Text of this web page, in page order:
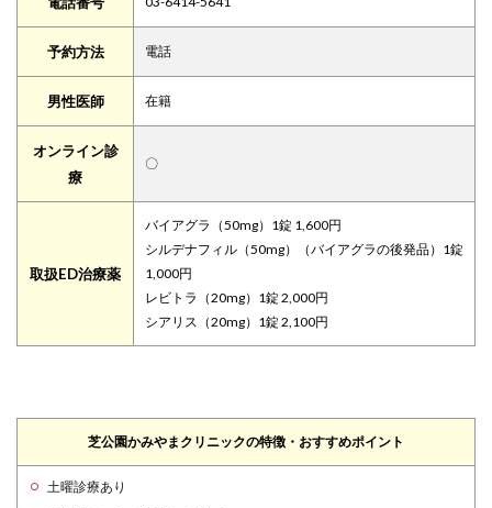
予約方法 電話
男性医師 在籍
オンライン診
療
〇
取扱ED治療薬
バイアグラ（50mg）1錠 1,600円
シルデナフィル（50mg）（バイアグラの後発品）1錠
1,000円
レビトラ（20mg）1錠 2,000円
シアリス（20mg）1錠 2,100円
芝公園かみやまクリニックの特徴・おすすめポイント
土曜診療あり